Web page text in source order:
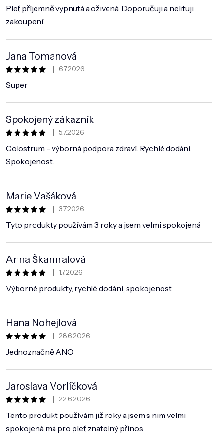
Pleť příjemně vypnutá a oživená. Doporučuji a nelituji
zakoupení.
Jana Tomanová
Hodnocení obchodu je 5 z 5 hvězdiček.
| 6.7.2026
Super
Spokojený zákazník
Hodnocení obchodu je 5 z 5 hvězdiček.
| 5.7.2026
Colostrum - výborná podpora zdraví. Rychlé dodání.
Spokojenost.
Marie Vašáková
Hodnocení obchodu je 5 z 5 hvězdiček.
| 3.7.2026
Tyto produkty používám 3 roky a jsem velmi spokojená
Anna Škamralová
Hodnocení obchodu je 5 z 5 hvězdiček.
| 1.7.2026
Výborné produkty, rychlé dodání, spokojenost
Hana Nohejlová
Hodnocení obchodu je 5 z 5 hvězdiček.
| 28.6.2026
Jednoznačně ANO
Jaroslava Vorlíčková
Hodnocení obchodu je 5 z 5 hvězdiček.
| 22.6.2026
Tento produkt používám již roky a jsem s nim velmi
spokojená má pro pleť znatelný přínos